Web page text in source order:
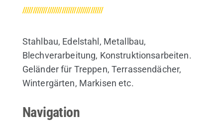
///////////////////////////////////////
Stahlbau, Edelstahl, Metallbau,
Blechverarbeitung, Konstruktionsarbeiten.
Geländer für Treppen, Terrassendächer,
Wintergärten, Markisen etc.
Navigation